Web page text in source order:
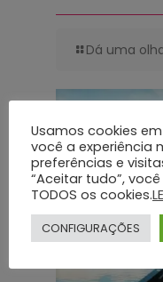
Dá uma
29 de julho de 2025
Usamos cookies
você a experiência
preferências e
“Aceitar tudo”,
TODOS os cookies.
CONFIGURAÇÕES